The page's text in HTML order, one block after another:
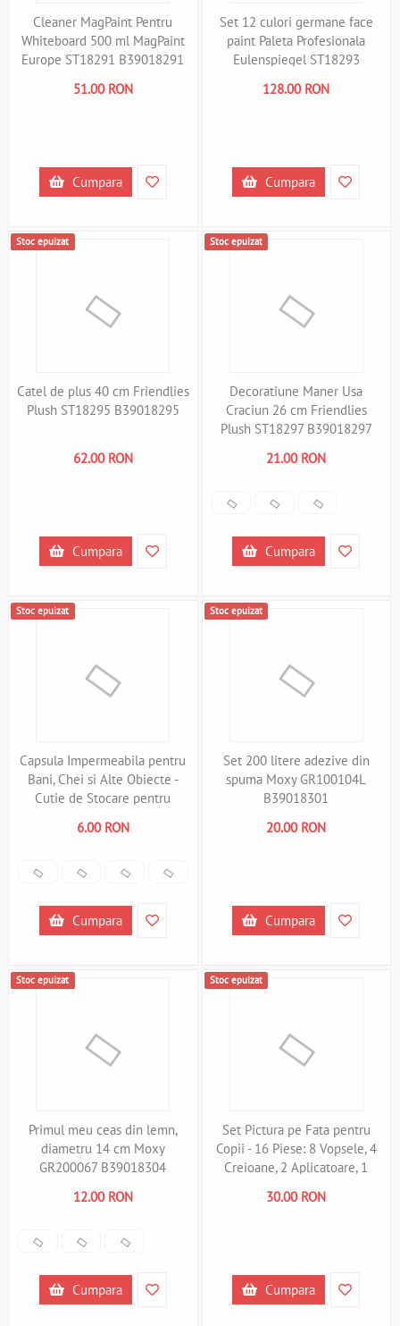
Cleaner MagPaint Pentru
Whiteboard 500 ml MagPaint
Europe ST18291 B39018291
51.00 RON
Cumpara
Set 12 culori germane face
paint Paleta Profesionala
Eulenspiegel ST18293
128.00 RON
Cumpara
Stoc epuizat
Catel de plus 40 cm Friendlies
Plush ST18295 B39018295
62.00 RON
Cumpara
Stoc epuizat
Decoratiune Maner Usa
Craciun 26 cm Friendlies
Plush ST18297 B39018297
21.00 RON
Cumpara
Stoc epuizat
Capsula Impermeabila pentru
Bani, Chei si Alte Obiecte -
Cutie de Stocare pentru
ST18298 B39018298
6.00 RON
Cumpara
Stoc epuizat
Set 200 litere adezive din
spuma Moxy GR100104L
B39018301
20.00 RON
Cumpara
Stoc epuizat
Primul meu ceas din lemn,
diametru 14 cm Moxy
GR200067 B39018304
12.00 RON
Cumpara
Stoc epuizat
Set Pictura pe Fata pentru
Copii - 16 Piese: 8 Vopsele, 4
Creioane, 2 Aplicatoare, 1
B39018313
30.00 RON
Cumpara